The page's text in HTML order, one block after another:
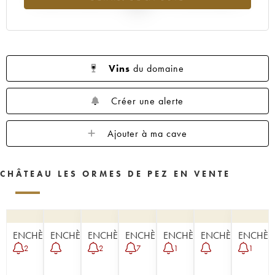
Vins du domaine
Créer une alerte
Ajouter à ma cave
CHÂTEAU LES ORMES DE PEZ EN VENTE
ENCHÈRE
2
ENCHÈREENCHÈRE
2
ENCHÈRE
7
ENCHÈRE
1
ENCHÈRE
1